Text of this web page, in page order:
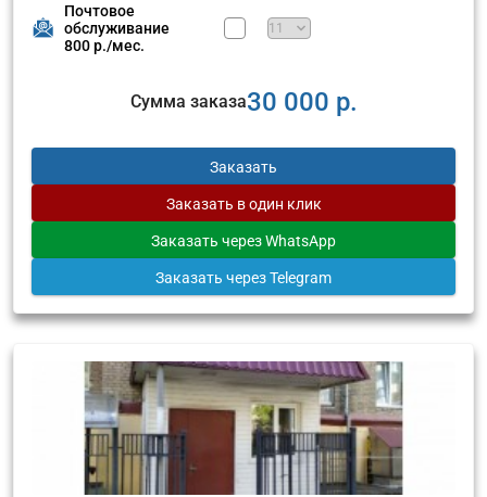
Почтовое
обслуживание
800 р./мес.
Сумма заказа30 000 р.
Заказать
Заказать в один клик
Заказать через WhatsApp
Заказать через Telegram